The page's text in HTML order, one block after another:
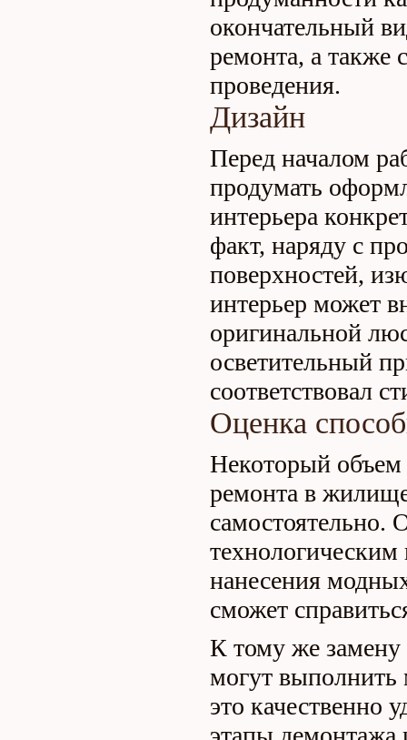
окончательный
ремонта, а также
проведения.
Дизайн
Перед началом
продумать
интерьера
факт, наряду с
поверхностей,
интерьер может
оригинальной
осветительный
соответствовал
Оценка
Некоторый
ремонта в
самостоятельно.
нанесения
сможет
К тому же замену
могут
это качественно